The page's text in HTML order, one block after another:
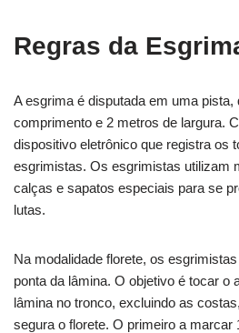
Regras da
A esgrima é disputada em uma
comprimento e 2 metros de largura.
dispositivo eletrônico que registra os
esgrimistas. Os esgrimistas utilizam
calças e sapatos especiais para se
lutas.
Na modalidade florete, os
ponta da lâmina. O objetivo é tocar o
lâmina no tronco, excluindo as
segura o florete. O primeiro a marcar